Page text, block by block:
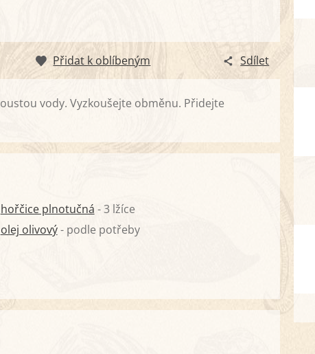
Přidat k oblíbeným Sdílet
vody. Vyzkoušejte obměnu. Přidejte
hořčice plnotučná - 3 lžíce
olej olivový- podle potřeby